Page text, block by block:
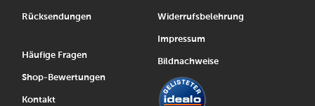
Rücksendungen
Häufige Fragen
Shop-Bewertungen
Kontakt
Widerrufsbelehrung
Impressum
Bildnachweise